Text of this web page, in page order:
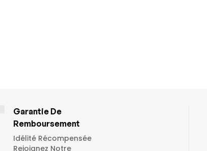
Garantie De
Remboursement
Idélité Récompensée
Rejoignez Notre